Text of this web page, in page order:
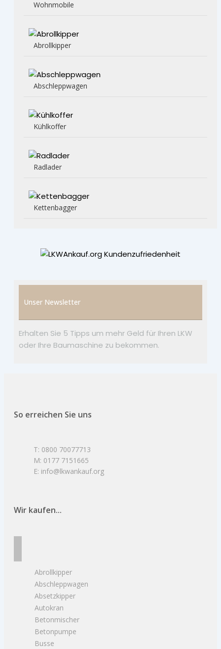
Wohnmobile
Abrollkipper
Abschleppwagen
Kühlkoffer
Radlader
Kettenbagger
Unser Newsletter
Erhalten Sie 5 Tipps um mehr Geld für Ihren LKW
oder Ihre Baumaschine zu bekommen.
So erreichen Sie uns
T: 0800 70077713
M: 0177 7151665
E: info@lkwankauf.org
Wir kaufen...
Abrollkipper
Abschleppwagen
Absetzkipper
Autokran
Betonmischer
Betonpumpe
Busse